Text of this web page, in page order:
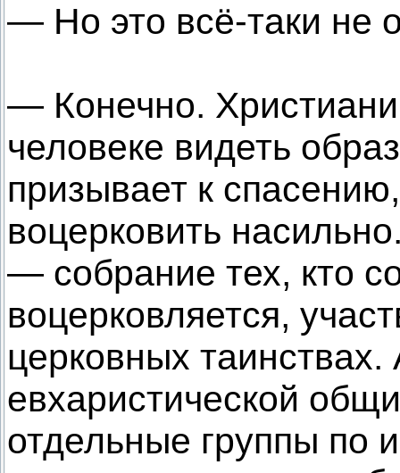
— Но это всё-таки не
— Конечно.
человеке видеть
призывает к
воцерковить
— собрание тех, кто
воцерковляется,
церковных таинствах.
евхаристической
отдельные группы по